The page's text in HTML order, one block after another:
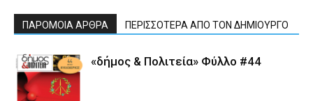
ΠΑΡΟΜΟΙΑ ΑΡΘΡΑ ΠΕΡΙΣΣΟΤΕΡΑ ΑΠΟ ΤΟΝ ΔΗΜΙΟΥΡΓΟ
«δήμος & Πολιτεία» Φύλλο #44